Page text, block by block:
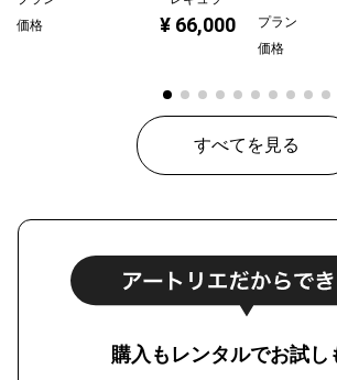
価格
¥ 66,000 プラン
価格
すべてを見る
購入もレンタルでお試し